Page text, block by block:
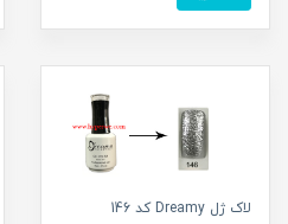
لاک ژل Dreamy کد 146